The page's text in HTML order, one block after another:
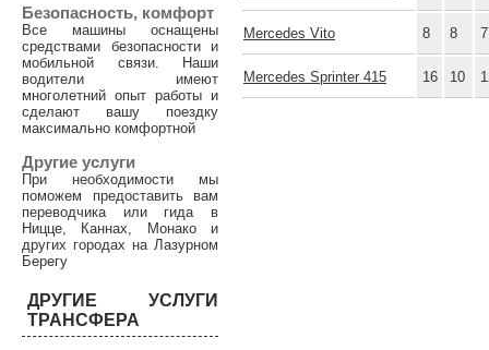
Mercedes Vito 8 8
Mercedes Sprinter 415 16 10
Безопасность, комфорт
Все машины оснащены
средствами безопасности и
мобильной связи. Наши
водители имеют
многолетний опыт работы и
сделают вашу поездку
максимально комфортной
Другие услуги
При необходимости мы
поможем предоставить вам
переводчика или гида в
Ницце, Каннах, Монако и
других городах на Лазурном
Берегу
ДРУГИЕ УСЛУГИ
ТРАНСФЕРА